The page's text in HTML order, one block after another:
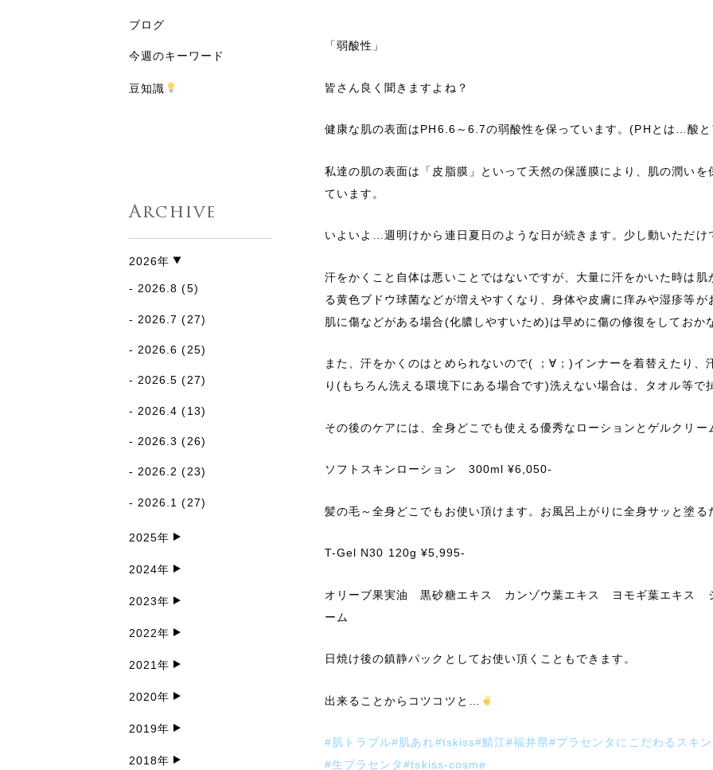
「弱酸性」
皆さん良く聞きますよね？
健康な肌の表面はPH6.6～6.7の弱酸性を保っています。(PHとは…酸
私達の肌の表面は「皮脂膜」といって天然の保護膜により、肌の潤い
ています。
いよいよ…週明けから連日夏日のような日が続きます。少し動いただけ
汗をかくこと自体は悪いことではないですが、大量に汗をかいた時は
る黄色ブドウ球菌などが増えやすくなり、身体や皮膚に痒みや湿疹等
肌に傷などがある場合(化膿しやすいため)は早めに傷の修復をしておか
また、汗をかくのはとめられないので( ；∀；)インナーを着替えたり、
り(もちろん洗える環境下にある場合です)洗えない場合は、タオル等で
その後のケアには、全身どこでも使える優秀なローションとゲルクリ
ソフトスキンローション 300ml ¥6,050-
髪の毛～全身どこでもお使い頂けます。お風呂上がりに全身サッと塗る
T-Gel N30 120g ¥5,995-
オリーブ果実油 黒砂糖エキス カンゾウ葉エキス ヨモギ葉エキス
ーム
日焼け後の鎮静パックとしてお使い頂くこともできます。
出来ることからコツコツと…
#肌トラブル#肌あれ#tskiss#鯖江#福井県#プラセンタにこだわるスキ
#生プラセンタ#tskiss-cosme
ブログ
今週のキーワード
豆知識
Archive
2026年
2026.8 (5)
2026.7 (27)
2026.6 (25)
2026.5 (27)
2026.4 (13)
2026.3 (26)
2026.2 (23)
2026.1 (27)
2025年
2024年
2023年
2022年
2021年
2020年
2019年
2018年